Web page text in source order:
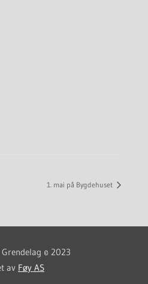
1. mai på Bygdehuset
© 2023
av Føy AS